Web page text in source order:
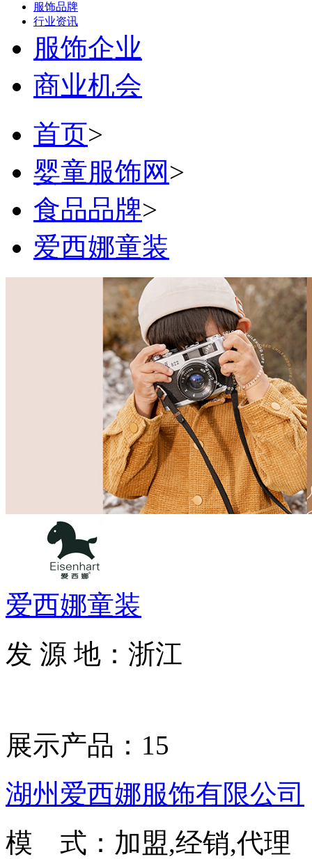
服饰品牌
行业资讯
服饰企业
商业机会
首页>
婴童服饰网 >
食品品牌>
爱西娜童装
爱西娜童装
发 源 地：浙江
展示产品：15
湖州爱西娜服饰有限公司
模 式：加盟,经销,代理